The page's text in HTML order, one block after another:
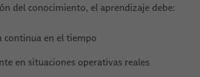
del conocimiento, el aprendizaje debe:
continua en el tiempo
en situaciones operativas reales